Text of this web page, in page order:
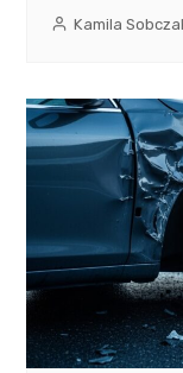
Kamila